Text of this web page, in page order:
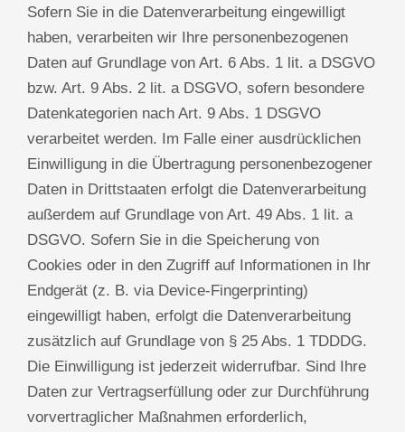
Sofern Sie in die Datenverarbeitung eingewilligt
haben, verarbeiten wir Ihre personenbezogenen
Daten auf Grundlage von Art. 6 Abs. 1 lit. a DSGVO
bzw. Art. 9 Abs. 2 lit. a DSGVO, sofern besondere
Datenkategorien nach Art. 9 Abs. 1 DSGVO
verarbeitet werden. Im Falle einer ausdrücklichen
Einwilligung in die Übertragung personenbezogener
Daten in Drittstaaten erfolgt die Datenverarbeitung
außerdem auf Grundlage von Art. 49 Abs. 1 lit. a
DSGVO. Sofern Sie in die Speicherung von
Cookies oder in den Zugriff auf Informationen in Ihr
Endgerät (z. B. via Device-Fingerprinting)
eingewilligt haben, erfolgt die Datenverarbeitung
zusätzlich auf Grundlage von § 25 Abs. 1 TDDDG.
Die Einwilligung ist jederzeit widerrufbar. Sind Ihre
Daten zur Vertragserfüllung oder zur Durchführung
vorvertraglicher Maßnahmen erforderlich,